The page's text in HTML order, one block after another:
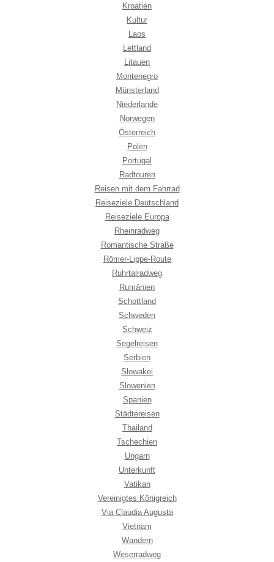
Kroatien
Kultur
Laos
Lettland
Litauen
Montenegro
Münsterland
Niederlande
Norwegen
Österreich
Polen
Portugal
Radtouren
Reisen mit dem Fahrrad
Reiseziele Deutschland
Reiseziele Europa
Rheinradweg
Romantische Straße
Römer-Lippe-Route
Ruhrtalradweg
Rumänien
Schottland
Schweden
Schweiz
Segelreisen
Serbien
Slowakei
Slowenien
Spanien
Städtereisen
Thailand
Tschechien
Ungarn
Unterkunft
Vatikan
Vereinigtes Königreich
Via Claudia Augusta
Vietnam
Wandern
Weserradweg